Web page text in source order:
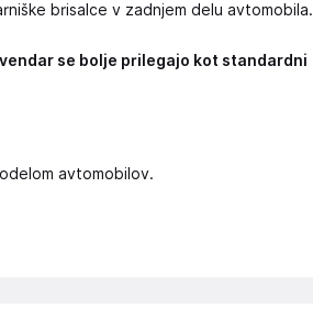
brisalce v zadnjem delu avtomobila.
se bolje prilegajo kot standardni
avtomobilov.